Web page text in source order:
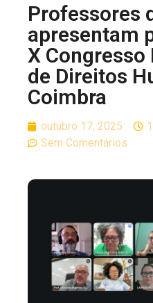
Professores
apresentam
X
de Direitos
Coimbra
outubro 17, 2025
Sem Comentários